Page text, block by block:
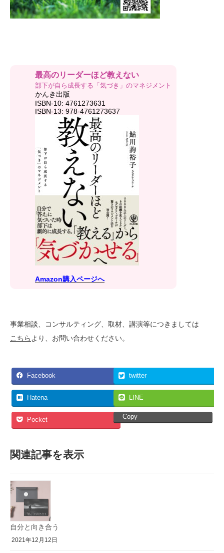
最高のリーダーほど教えない
部下が自ら成長する「気づき」のマネジメント
かんき出版
ISBN-10: 4761273631
ISBN-13: 978-4761273637
Amazon購入ページへ
事業相談、コンサルティング、取材、講演等につきましては
こちらより、お問い合わせください。
Facebook twitter
Hatena LINE
Pocket Copy
関連記事を表示
自分と向き合う
2021年12月12日